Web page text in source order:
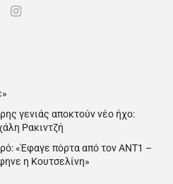
γενιάς αποκτούν νέο ήχο:
Ρακιντζή
«Έφαγε πόρτα από τον ΑΝΤ1 –
η Κουτσελίνη»